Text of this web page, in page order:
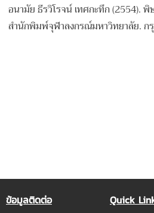
อนามัย ธีรวิโรจน์ เทศกะทึก (2554).
สำนักพิมพ์จุฬาลงกรณ์มหาวิทยาลัย. กรุ
ข้อมูลติดต่อ
Quick